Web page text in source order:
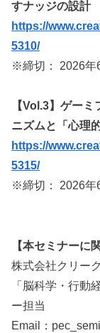
すナッジの設計
https://
5310/
※締切： 2026年
【Vol.3】ゲー
ニズムと「心理
https://
5315/
※締切： 2026年
【本セミナーに
株式会社クリー
「脳科学・行動
ー担当
Email：